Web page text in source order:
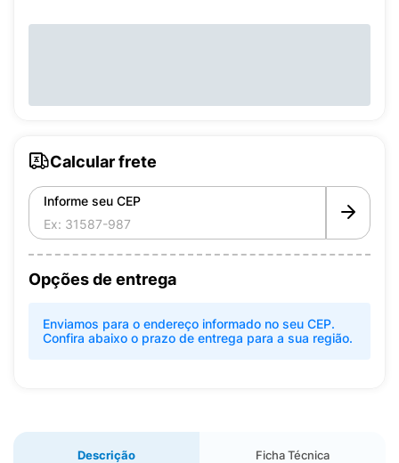
Calcular frete
Informe seu CEP
Opções de entrega
Enviamos para o endereço informado no seu CEP.
Confira abaixo o prazo de entrega para a sua região.
Descrição Ficha Técnica